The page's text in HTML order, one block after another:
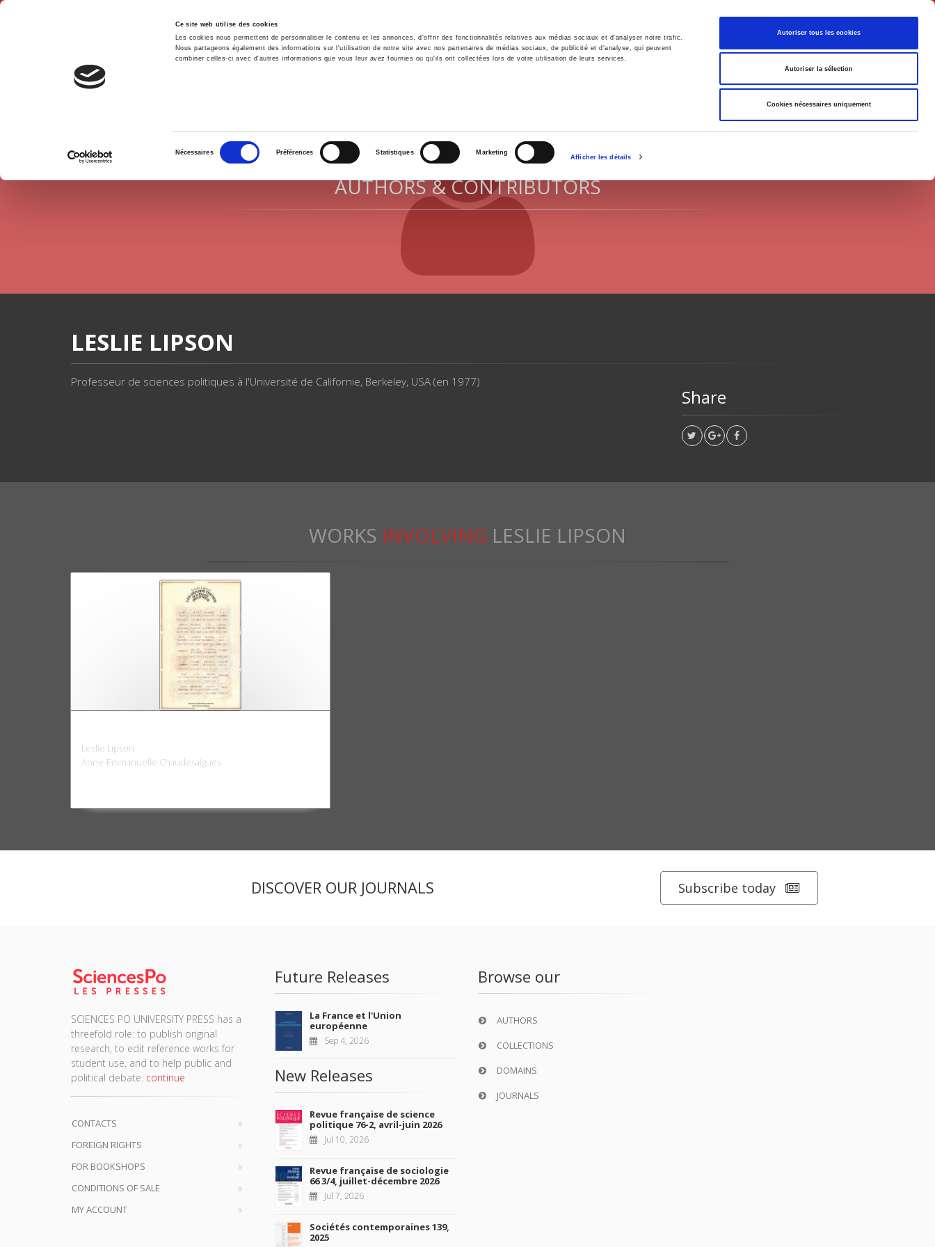
Ce site web utilise des cookies
Les cookies nous permettent de personnaliser le contenu et les annonces, d'offrir des fonctionnalités relatives aux médias sociaux et d'analyser notre trafic.
Nous partageons également des informations sur l'utilisation de notre site avec nos partenaires de médias sociaux, de publicité et d'analyse, qui peuvent
combiner celles-ci avec d'autres informations que vous leur avez fournies ou qu'ils ont collectées lors de votre utilisation de leurs services.
consentement
Nécessaires Préférences Statistiques Marketing
Afficher les détails
Autoriser tous les cookies
Autoriser la sélection
Cookies nécessaires uniquement
English
Home Environment History International Politics
AUTHORS & CONTRIBUTORS
LESLIE LIPSON
Professeur de sciences politiques à l'Université de Californie, Berkeley, USA (en 1977)
Share
WORKS INVOLVING LESLIE LIPSON
Leslie Lipson
Anne-Emmanuelle Chaudesaigues
DISCOVER OUR JOURNALS Subscribe today
SCIENCES PO UNIVERSITY PRESS has a
threefold role: to publish original
research, to edit reference works for
student use, and to help public and
political debate. continue
CONTACTS
FOREIGN RIGHTS
FOR BOOKSHOPS
CONDITIONS OF SALE
MY ACCOUNT
Future Releases
La France et l'Union
européenne
Sep 4, 2026
New Releases
Revue française de science
politique 76-2, avril-juin 2026
Jul 10, 2026
Revue française de sociologie
66 3/4, juillet-décembre 2026
Jul 7, 2026
Sociétés contemporaines 139,
2025
Browse our
AUTHORS
COLLECTIONS
DOMAINS
JOURNALS